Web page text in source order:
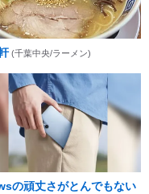
(千葉中央/ラーメン)
の頑丈さがとんでもない